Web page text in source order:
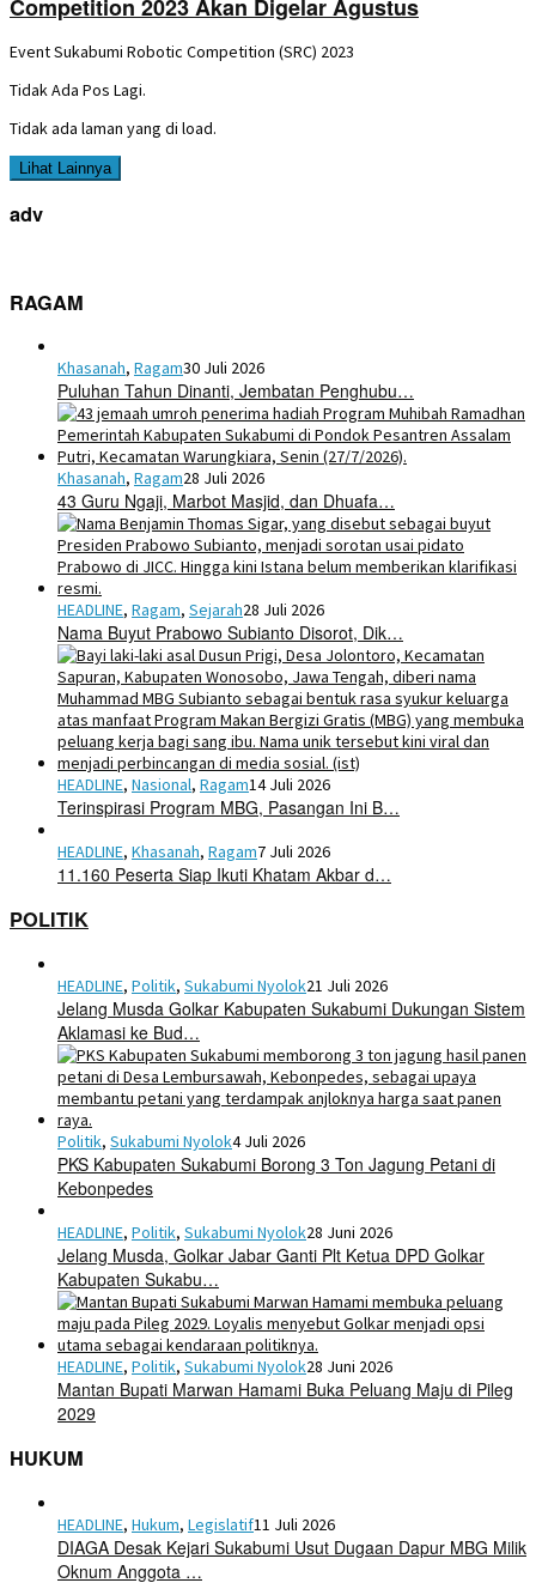
Competition 2023 Akan Digelar Agustus
Event Sukabumi Robotic Competition (SRC) 2023
Tidak Ada Pos Lagi.
Tidak ada laman yang di load.
Lihat Lainnya
adv
RAGAM
Khasanah, Ragam30 Juli 2026
Puluhan Tahun Dinanti, Jembatan Penghubu…
Khasanah, Ragam28 Juli 2026
43 Guru Ngaji, Marbot Masjid, dan Dhuafa…
HEADLINE, Ragam, Sejarah28 Juli 2026
Nama Buyut Prabowo Subianto Disorot, Dik…
HEADLINE, Nasional, Ragam14 Juli 2026
Terinspirasi Program MBG, Pasangan Ini B…
HEADLINE, Khasanah, Ragam7 Juli 2026
11.160 Peserta Siap Ikuti Khatam Akbar d…
POLITIK
HEADLINE, Politik, Sukabumi Nyolok21 Juli 2026
Jelang Musda Golkar Kabupaten Sukabumi Dukungan Sistem
Aklamasi ke Bud…
Politik, Sukabumi Nyolok4 Juli 2026
PKS Kabupaten Sukabumi Borong 3 Ton Jagung Petani di
Kebonpedes
HEADLINE, Politik, Sukabumi Nyolok28 Juni 2026
Jelang Musda, Golkar Jabar Ganti Plt Ketua DPD Golkar
Kabupaten Sukabu…
HEADLINE, Politik, Sukabumi Nyolok28 Juni 2026
Mantan Bupati Marwan Hamami Buka Peluang Maju di Pileg
2029
HUKUM
HEADLINE, Hukum, Legislatif11 Juli 2026
DIAGA Desak Kejari Sukabumi Usut Dugaan Dapur MBG Milik
Oknum Anggota …